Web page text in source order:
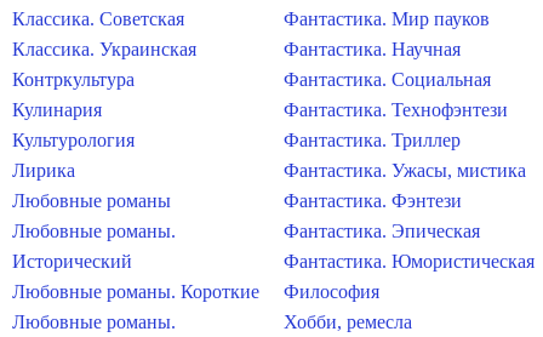
Классика. Советская
Классика. Украинская
Контркультура
Кулинария
Культурология
Лирика
Любовные романы
Любовные романы.
Исторический
Любовные романы. Короткие
Любовные романы.
Фантастика. Мир пауков
Фантастика. Научная
Фантастика. Социальная
Фантастика. Технофэнтези
Фантастика. Триллер
Фантастика. Ужасы, мистика
Фантастика. Фэнтези
Фантастика. Эпическая
Фантастика. Юмористическая
Философия
Хобби, ремесла